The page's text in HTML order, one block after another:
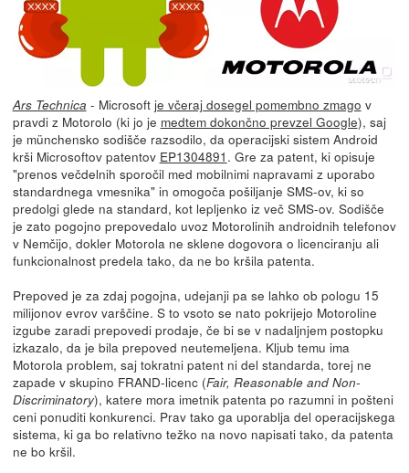
Ars Technica - Microsoft je včeraj dosegel pomembno zmago v
pravdi z Motorolo (ki jo je medtem dokončno prevzel Google), saj
je münchensko sodišče razsodilo, da operacijski sistem Android
krši Microsoftov patentov EP1304891 . Gre za patent, ki opisuje
"prenos večdelnih sporočil med mobilnimi napravami z uporabo
standardnega vmesnika" in omogoča pošiljanje SMS-ov, ki so
predolgi glede na standard, kot lepljenko iz več SMS-ov. Sodišče
je zato pogojno prepovedalo uvoz Motorolinih androidnih telefonov
v Nemčijo, dokler Motorola ne sklene dogovora o licenciranju ali
funkcionalnost predela tako, da ne bo kršila patenta.
Prepoved je za zdaj pogojna, udejanji pa se lahko ob pologu 15
milijonov evrov varščine. S to vsoto se nato pokrijejo Motoroline
izgube zaradi prepovedi prodaje, če bi se v nadaljnjem postopku
izkazalo, da je bila prepoved neutemeljena. Kljub temu ima
Motorola problem, saj tokratni patent ni del standarda, torej ne
zapade v skupino FRAND-licenc (Fair, Reasonable and Non-
Discriminatory), katere mora imetnik patenta po razumni in pošteni
ceni ponuditi konkurenci. Prav tako ga uporablja del operacijskega
sistema, ki ga bo relativno težko na novo napisati tako, da patenta
ne bo kršil.